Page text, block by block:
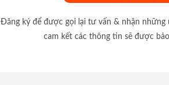
Đăng ký để được gọi lại tư vấn & nhận những
cam kết các thông tin sẽ được